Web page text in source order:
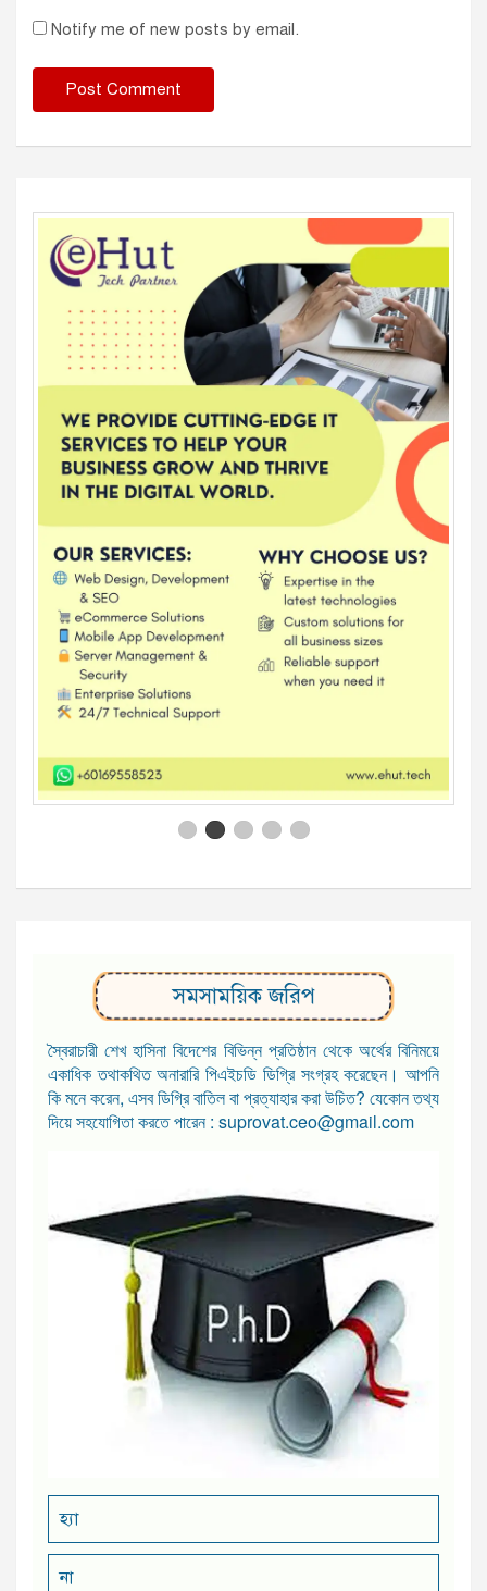
Notify me of new posts by email.
সমসাময়িক জরিপ
স্বৈরাচারী শেখ হাসিনা বিদেশের বিভিন্ন প্রতিষ্ঠান থেকে অর্থের বিনিময়ে
একাধিক তথাকথিত অনারারি পিএইচডি ডিগ্রি সংগ্রহ করেছেন। আপনি
কি মনে করেন, এসব ডিগ্রি বাতিল বা প্রত্যাহার করা উচিত? যেকোন তথ্য
দিয়ে সহযোগিতা করতে পারেন : suprovat.ceo@gmail.com
হ্যা
না